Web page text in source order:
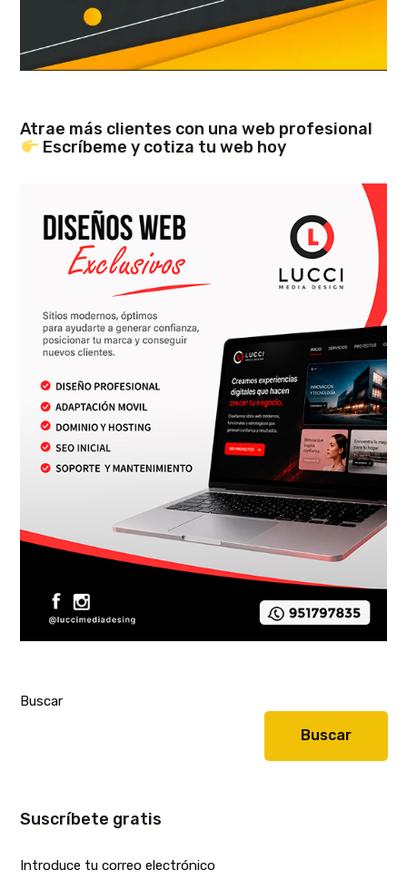
Atrae más clientes con una web profesional
Escríbeme y cotiza tu web hoy
Buscar
Buscar
Suscríbete gratis
Introduce tu correo electrónico